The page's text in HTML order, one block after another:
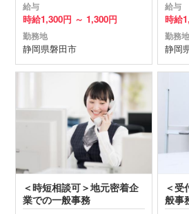
給与
時給1,300円 ～ 1,300円
勤務地
静岡県磐田市
給与
時給
勤務地
静岡
＜時短相談可＞地元密着企
業での一般事務
＜受
般事